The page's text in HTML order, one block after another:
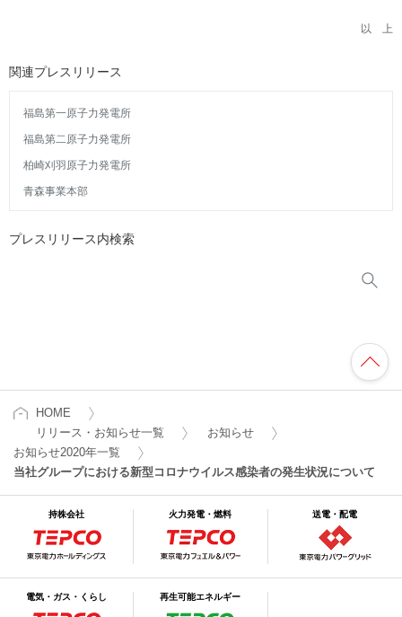
以 上
関連プレスリリース
福島第一原子力発電所
福島第二原子力発電所
柏崎刈羽原子力発電所
青森事業本部
プレスリリース内検索
HOME
リリース・お知らせ一覧
お知らせ
お知らせ2020年一覧
当社グループにおける新型コロナウイルス感染者の発生状況について
持株会社 火力発電・燃料 送電・配電
電気・ガス・くらし 再生可能エネルギー